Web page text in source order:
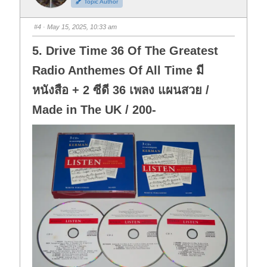
u
m
d
o
n
u
m
u
p
Topic Author
#4 · May 15, 2025, 10:33 am
5. Drive Time 36 Of The Greatest
Radio Anthemes Of All Time มี
หนังสือ + 2 ซีดี 36 เพลง แผนสวย /
Made in The UK / 200-